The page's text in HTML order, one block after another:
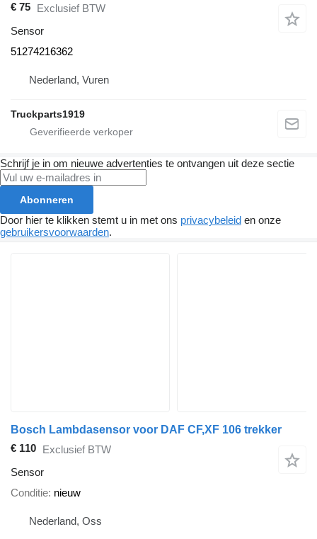
€ 75 Exclusief BTW
Sensor
51274216362
Nederland, Vuren
Truckparts1919
Schrijf je in om nieuwe advertenties te ontvangen uit deze sectie
Abonneren
Door hier te klikken stemt u in met ons privacybeleid en onze
gebruikersvoorwaarden.
Bosch Lambdasensor voor DAF CF,XF 106 trekker
€ 110 Exclusief BTW
Sensor
Conditie nieuw
Nederland, Oss